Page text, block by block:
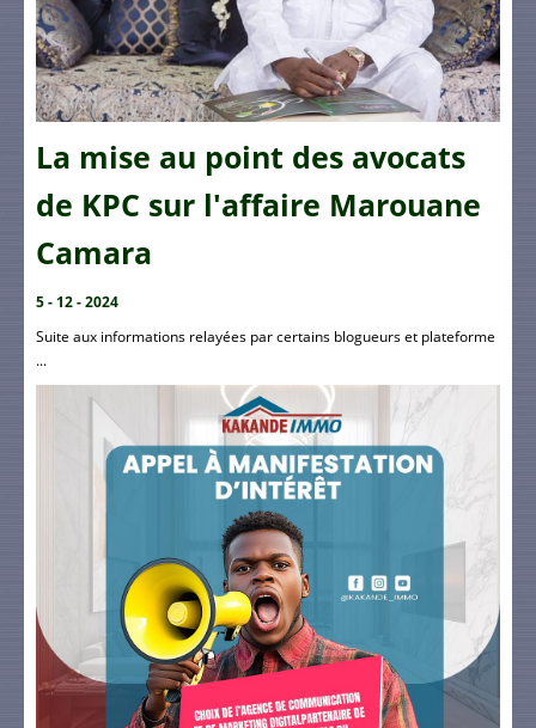
La mise au point des avocats
de KPC sur l'affaire Marouane
Camara
5 - 12 - 2024
Suite aux informations relayées par certains blogueurs et plateforme
...